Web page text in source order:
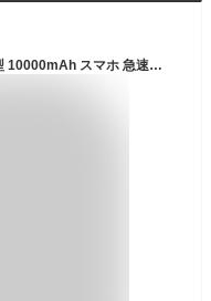
モバイルバッテリー 軽量 大容量 小型 薄型 10000mAh スマホ 急速充電 4本ケーブル内蔵 4台同時充電可 2つ入力ポート 高輝度LEDランプ 内蔵ケーブル交換可 ストラップ付き 残量表示 急速充電器 可愛い コンパクト アウトドア 防災 緊急用 機内持込可能 PSE認証 6ヶ月保証